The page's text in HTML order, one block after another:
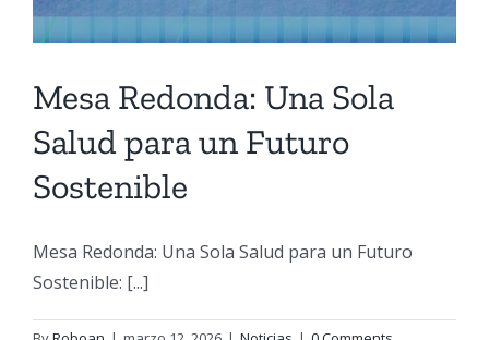
Mesa Redonda: Una Sola
Salud para un Futuro
Sostenible
Mesa Redonda: Una Sola Salud para un Futuro
Sostenible: [...]